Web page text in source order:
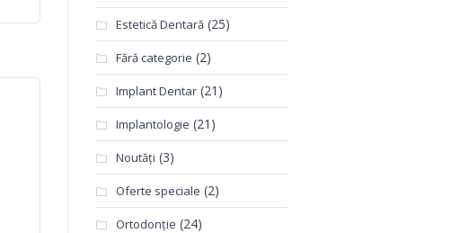
Estetică Dentară(25)
Fără categorie (2)
Implant Dentar(21)
Implantologie (21)
Noutăți (3)
Oferte speciale (2)
Ortodonție (24)